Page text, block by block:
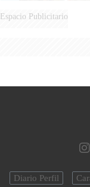
Espacio Publicitario
Diario Perfil